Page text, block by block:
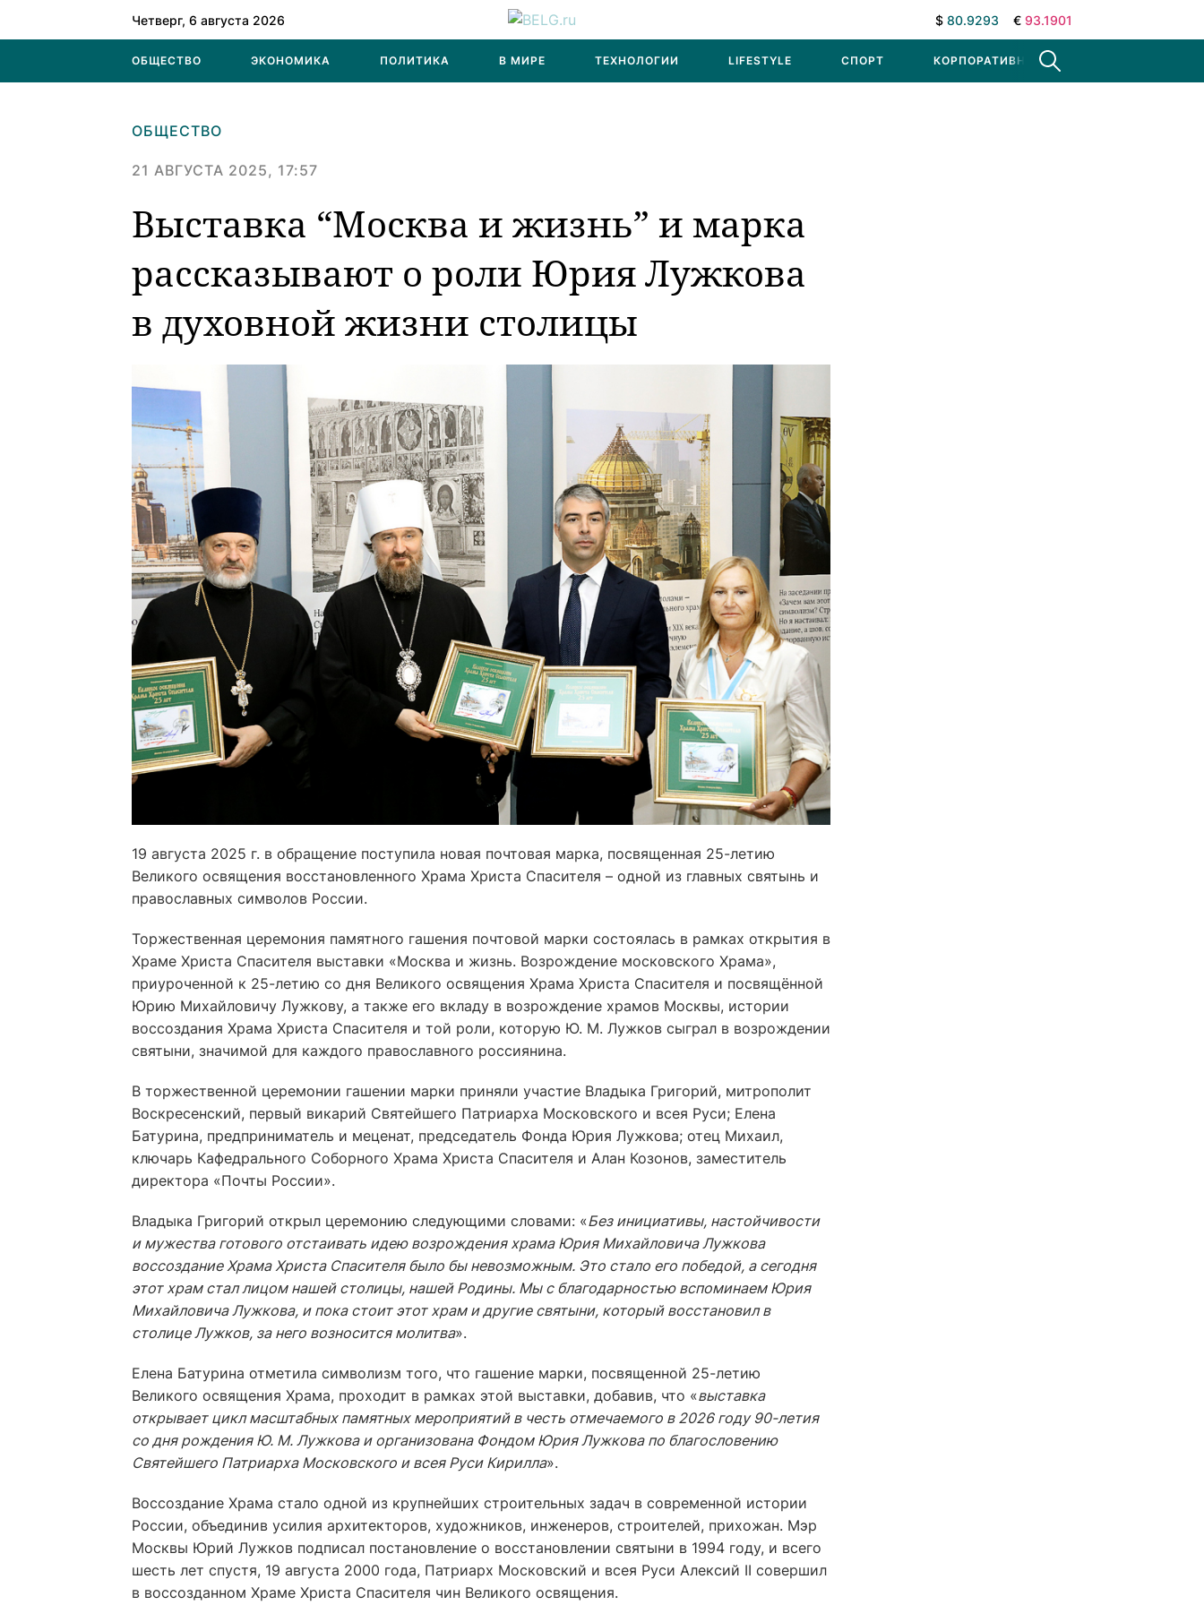
Четверг, 6 августа 2026 $ 80.9293 € 93.1901
ОБЩЕСТВО ЭКОНОМИКА ПОЛИТИКА В МИРЕ ТЕХНОЛОГИИ LIFESTYLE СПОРТ КОРПОРАТИВНЫЕ НОВОСТИ
ОБЩЕСТВО
21 АВГУСТА 2025, 17:57
Выставка “Москва и жизнь” и марка
рассказывают о роли Юрия Лужкова
в духовной жизни столицы
19 августа 2025 г. в обращение поступила новая почтовая марка, посвященная 25-летию
Великого освящения восстановленного Храма Христа Спасителя – одной из главных святынь и
православных символов России.
Торжественная церемония памятного гашения почтовой марки состоялась в рамках открытия в
Храме Христа Спасителя выставки «Москва и жизнь. Возрождение московского Храма»,
приуроченной к 25-летию со дня Великого освящения Храма Христа Спасителя и посвящённой
Юрию Михайловичу Лужкову, а также его вкладу в возрождение храмов Москвы, истории
воссоздания Храма Христа Спасителя и той роли, которую Ю. М. Лужков сыграл в возрождении
святыни, значимой для каждого православного россиянина.
В торжественной церемонии гашении марки приняли участие Владыка Григорий, митрополит
Воскресенский, первый викарий Святейшего Патриарха Московского и всея Руси; Елена
Батурина, предприниматель и меценат, председатель Фонда Юрия Лужкова; отец Михаил,
ключарь Кафедрального Соборного Храма Христа Спасителя и Алан Козонов, заместитель
директора «Почты России».
Владыка Григорий открыл церемонию следующими словами: «Без инициативы, настойчивости
и мужества готового отстаивать идею возрождения храма Юрия Михайловича Лужкова
воссоздание Храма Христа Спасителя было бы невозможным. Это стало его победой, а сегодня
этот храм стал лицом нашей столицы, нашей Родины. Мы с благодарностью вспоминаем Юрия
Михайловича Лужкова, и пока стоит этот храм и другие святыни, который восстановил в
столице Лужков, за него возносится молитва».
Елена Батурина отметила символизм того, что гашение марки, посвященной 25-летию
Великого освящения Храма, проходит в рамках этой выставки, добавив, что «выставка
открывает цикл масштабных памятных мероприятий в честь отмечаемого в 2026 году 90-летия
со дня рождения Ю. М. Лужкова и организована Фондом Юрия Лужкова по благословению
Святейшего Патриарха Московского и всея Руси Кирилла».
Воссоздание Храма стало одной из крупнейших строительных задач в современной истории
России, объединив усилия архитекторов, художников, инженеров, строителей, прихожан. Мэр
Москвы Юрий Лужков подписал постановление о восстановлении святыни в 1994 году, и всего
шесть лет спустя, 19 августа 2000 года, Патриарх Московский и всея Руси Алексий II совершил
в воссозданном Храме Христа Спасителя чин Великого освящения.